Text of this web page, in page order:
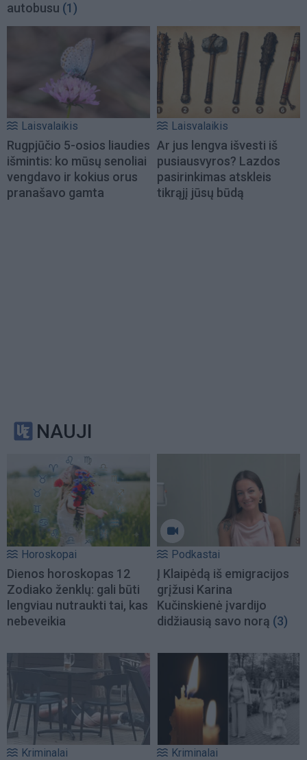
autobusu (1)
Laisvalaikis
Rugpjūčio 5-osios liaudies
išmintis: ko mūsų senoliai
vengdavo ir kokius orus
pranašavo gamta
Laisvalaikis
Ar jus lengva išvesti iš
pusiausvyros? Lazdos
pasirinkimas atskleis
tikrąjį jūsų būdą
NAUJI
Horoskopai
Dienos horoskopas 12
Zodiako ženklų: gali būti
lengviau nutraukti tai, kas
nebeveikia
Podkastai
Į Klaipėdą iš emigracijos
grįžusi Karina
Kučinskienė įvardijo
didžiausią savo norą (3)
Kriminalai Kriminalai